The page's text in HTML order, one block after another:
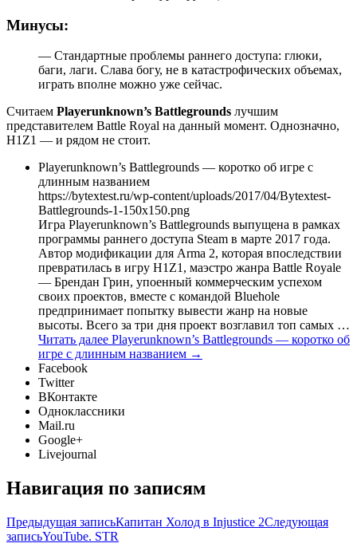
Минусы:
— Стандартные проблемы раннего доступа: глюки,
баги, лаги. Слава богу, не в катастрофических объемах,
играть вполне можно уже сейчас.
Считаем Playerunknown’s Battlegrounds лучшим
представителем Battle Royal на данный момент. Однозначно,
H1Z1 — и рядом не стоит.
Playerunknown’s Battlegrounds — коротко об игре с
длинным названием
https://bytextest.ru/wp-content/uploads/2017/04/Bytextest-
Battlegrounds-1-150x150.png
Игра Playerunknown’s Battlegrounds выпущена в рамках
программы раннего доступа Steam в марте 2017 года.
Автор модификации для Arma 2, которая впоследствии
превратилась в игру H1Z1, маэстро жанра Battle Royale
— Брендан Грин, упоенный коммерческим успехом
своих проектов, вместе с командой Bluehole
предпринимает попытку вывести жанр на новые
высоты. Всего за три дня проект возглавил топ самых …
Читать далее Playerunknown’s Battlegrounds — коротко об
игре с длинным названием →
Facebook
Twitter
ВКонтакте
Одноклассники
Mail.ru
Google+
Livejournal
Навигация по записям
Предыдущая записьКапитан Холод в Injustice 2Следующая
записьYouTube. STR